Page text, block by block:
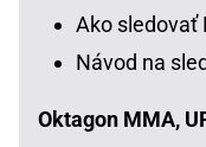
Ako sledovať
Návod na
Oktagon MMA,